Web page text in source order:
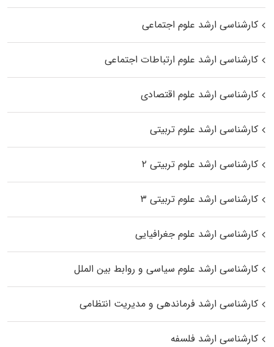
کارشناسی ارشد علوم اجتماعی
کارشناسی ارشد علوم ارتباطات اجتماعی
کارشناسی ارشد علوم اقتصادی
کارشناسی ارشد علوم تربیتی
کارشناسی ارشد علوم تربیتی ۲
کارشناسی ارشد علوم تربیتی ۳
کارشناسی ارشد علوم جغرافیایی
کارشناسی ارشد علوم سیاسی و روابط بین الملل
کارشناسی ارشد فرماندهی و مدیریت انتظامی
کارشناسی ارشد فلسفه